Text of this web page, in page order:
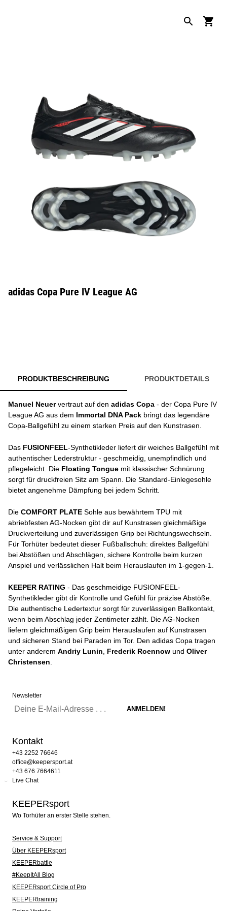
adidas Copa Pure IV League AG
PRODUKTBESCHREIBUNG PRODUKTDETAILS
Manuel Neuervertraut auf den adidas Copa - der Copa Pure IV
League AG aus dem Immortal DNA Pack bringt das legendäre
Copa-Ballgefühl zu einem starken Preis auf den Kunstrasen.
Das FUSIONFEEL-Synthetikleder liefert dir weiches Ballgefühl mit
authentischer Lederstruktur - geschmeidig, unempfindlich und
pflegeleicht. Die Floating Tongue mit klassischer Schnürung
sorgt für druckfreien Sitz am Spann. Die Standard-Einlegesohle
bietet angenehme Dämpfung bei jedem Schritt.
Die COMFORT PLATE Sohle aus bewährtem TPU mit
abriebfesten AG-Nocken gibt dir auf Kunstrasen gleichmäßige
Druckverteilung und zuverlässigen Grip bei Richtungswechseln.
Für Torhüter bedeutet dieser Fußballschuh: direktes Ballgefühl
bei Abstößen und Abschlägen, sichere Kontrolle beim kurzen
Anspiel und verlässlichen Halt beim Herauslaufen im 1-gegen-1.
KEEPER RATING - Das geschmeidige FUSIONFEEL-
Synthetikleder gibt dir Kontrolle und Gefühl für präzise Abstöße.
Die authentische Ledertextur sorgt für zuverlässigen Ballkontakt,
wenn beim Abschlag jeder Zentimeter zählt. Die AG-Nocken
liefern gleichmäßigen Grip beim Herauslaufen auf Kunstrasen
und sicheren Stand bei Paraden im Tor. Den adidas Copa tragen
unter anderem Andriy Lunin Frederik Roennow und Oliver
Christensen
Newsletter
Kontakt
+43 2252 76646
office@keepersport.at
+43 676 7664611
Live Chat
KEEPERsport
Wo Torhüter an erster Stelle stehen.
Service & Support
Über KEEPERsport
KEEPERbattle
#KeepItAll Blog
KEEPERsport Circle of Pro
KEEPERtraining